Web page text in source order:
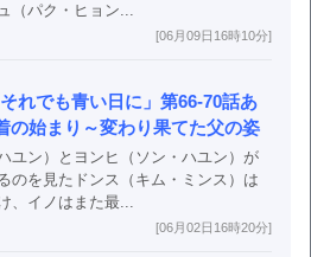
（パク・ヒョン...
[06月09日16時10分]
れでも青い日に」第66-70話あ
の始まり～変わり果てた父の姿
ユン）とヨンヒ（ソン・ハユン）が
のを見たドンス（キム・ミンス）は
、イノはまた最...
[06月02日16時20分]